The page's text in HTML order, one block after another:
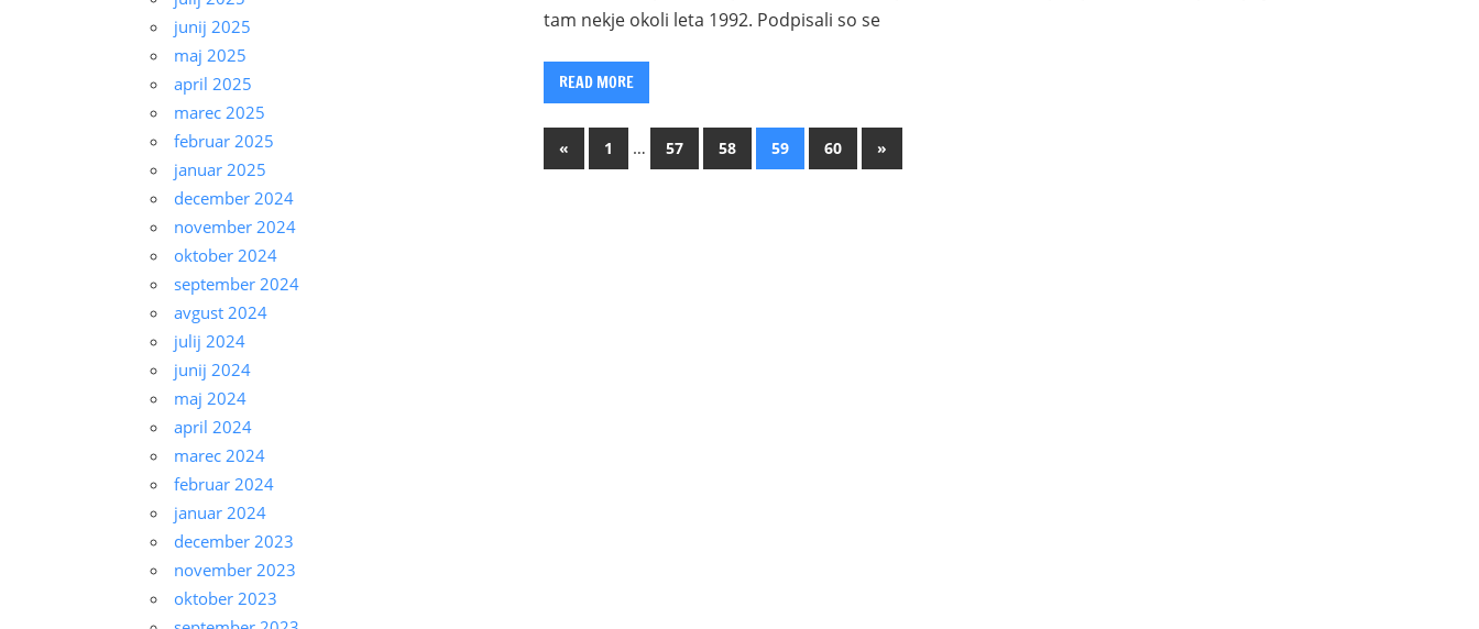
tam nekje okoli leta 1992. Podpisali so se
READ MORE
Posts
« Previous
Posts
1 … 57 58 59 60
Next
Posts
»
junij 2025
maj 2025
april 2025
marec 2025
februar 2025
januar 2025
december 2024
november 2024
oktober 2024
september 2024
avgust 2024
julij 2024
junij 2024
maj 2024
april 2024
marec 2024
februar 2024
januar 2024
december 2023
november 2023
oktober 2023